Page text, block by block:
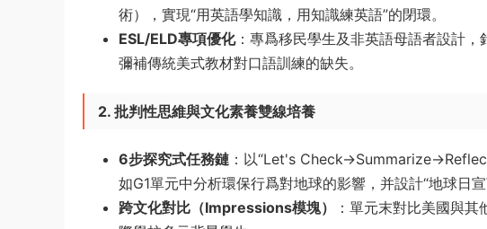
術），實現“用英語學知識，用知識練英語”的閉環。
ESL/ELD專項優化：專爲移民學生及非英語母語者設計，
彌補傳統美式教材對口語訓練的缺失。
2. 批判性思維與文化素養雙線培養
6步探究式任務鏈 ：以“Let's
如G1單元中分析環保行爲對地球的影響，并設計“地球日宣
跨文化對比（Impressions模塊）​
：單元末對比美國與